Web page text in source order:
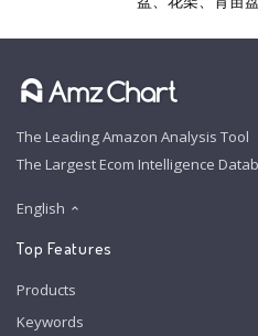
The Leading Amazon Analysis Tool
The Largest Ecom Intelligence
English
Top Features
Products
Keywords